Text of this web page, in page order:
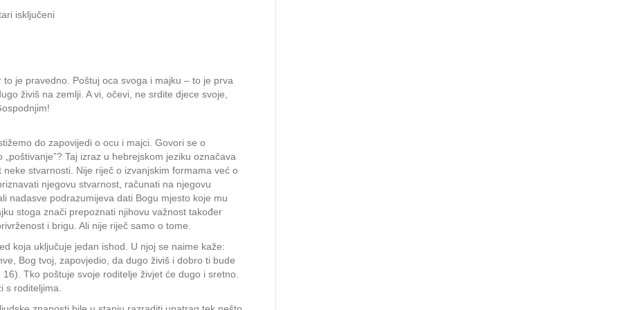
isključeniza
svoga
je pravedno. Poštuj oca svoga i majku – to je prva
živiš na zemlji. A vi, očevi, ne srdite djece svoje,
do zapovijedi o ocu i majci. Govori se o
Taj izraz u hebrejskom jeziku označava
stvarnosti. Nije riječ o izvanjskim formama već o
njegovu stvarnost, računati na njegovu
nadasve podrazumijeva dati Bogu mjesto koje mu
stoga znači prepoznati njihovu važnost također
i brigu. Ali nije riječ samo o tome.
koja uključuje jedan ishod. U njoj se naime kaže:
Bog tvoj, zapovjedio, da dugo živiš i dobro ti bude
Tko poštuje svoje roditelje živjet će dugo i sretno.
s roditeljima.